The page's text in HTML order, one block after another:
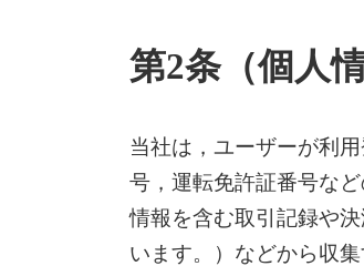
第2条（個人
当社は，ユーザーが利
号，運転免許証番号な
情報を含む取引記録や
います。）などから収集